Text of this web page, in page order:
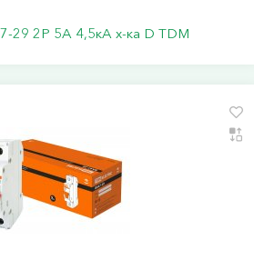
29 2Р 5А 4,5кА х-ка D TDM